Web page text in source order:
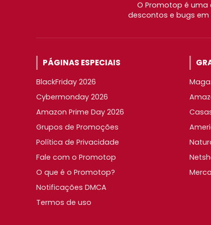
O Promotop é
descontos e bugs
PÁGINAS ESPECIAIS
BlackFriday 2026
Cybermonday 2026
Amazon Prime Day 2026
Grupos de Promoções
Política de Privacidade
Fale com o Promotop
O que é o Promotop?
Notificações DMCA
Termos de uso